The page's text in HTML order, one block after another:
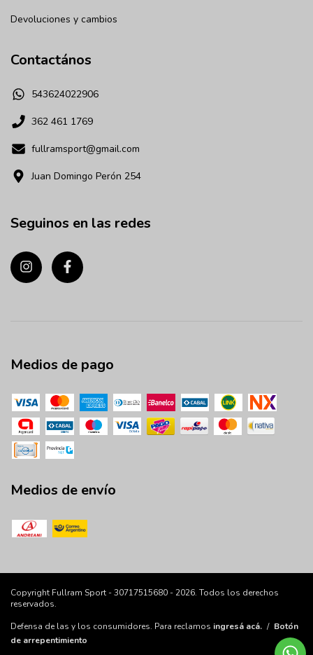
Devoluciones y cambios
Contactános
543624022906
362 461 1769
fullramsport@gmail.com
Juan Domingo Perón 254
Seguinos en las redes
Medios de pago
Medios de envío
Copyright Fullram Sport - 30717515680 - 2026. Todos los derechos
reservados.
Defensa de las y los consumidores. Para reclamos ingresá acá. / Botón
de arrepentimiento